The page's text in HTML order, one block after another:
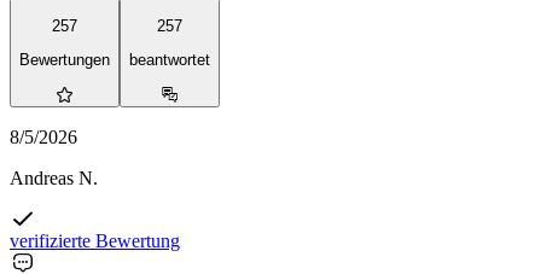
257
Bewertungen
257
beantwortet
8/5/2026
Andreas N.
verifizierte Bewertung